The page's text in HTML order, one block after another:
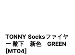
TONNY Socksファイヤ
ー 靴下 新色 GREEN
[MT04]